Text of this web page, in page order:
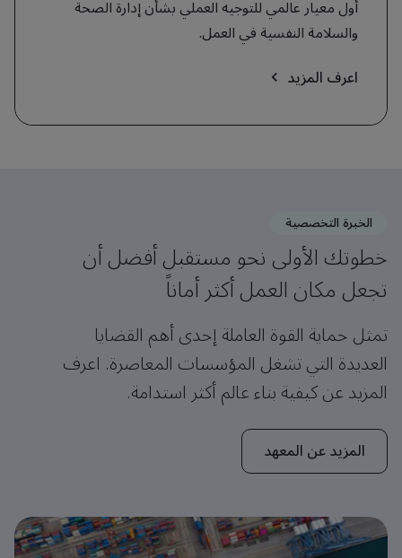
أول معيار عالمي للتوجيه العملي بشأن إدارة الصحة
والسلامة النفسية في العمل.
اعرف المزيد
الخبرة التخصصية
خطوتك الأولى نحو مستقبل أفضل أن
تجعل مكان العمل أكثر أماناً
تمثل حماية القوة العاملة إحدى أهم القضايا
العديدة التي تشغل المؤسسات المعاصرة. اعرف
المزيد عن كيفية بناء عالم أكثر استدامة.
المزيد عن المعهد